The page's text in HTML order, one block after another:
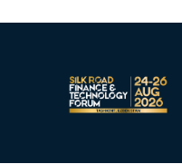
СТАРТАП
NACE.AI